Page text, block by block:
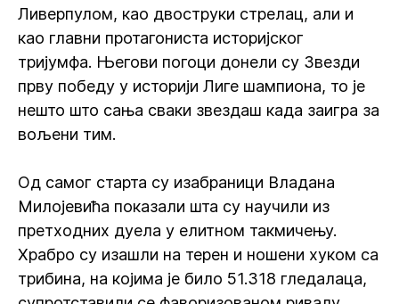
Ливерпулом, као двоструки стрелац, али и
као главни протагониста историјског
тријумфа. Његови погоци донели су Звезди
прву победу у историји Лиге шампиона, то је
нешто што сања сваки звездаш када заигра за
вољени тим.
Од самог старта су изабраници Владана
Милојевића показали шта су научили из
претходних дуела у елитном такмичењу.
Храбро су изашли на терен и ношени хуком са
трибина, на којима је било 51.318 гледалаца,